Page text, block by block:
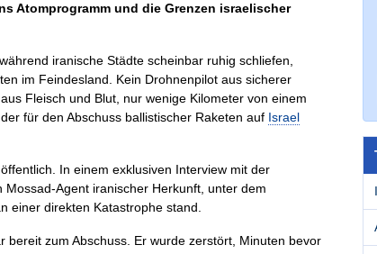
Atomprogramm und die Grenzen israelischer
iranische Städte scheinbar ruhig schliefen,
im Feindesland. Kein Drohnenpilot aus sicherer
Fleisch und Blut, nur wenige Kilometer von einem
für den Abschuss ballistischer Raketen auf Israel
In einem exklusiven Interview mit der
einer direkten Katastrophe stand.
bereit zum Abschuss. Er wurde zerstört, Minuten bevor